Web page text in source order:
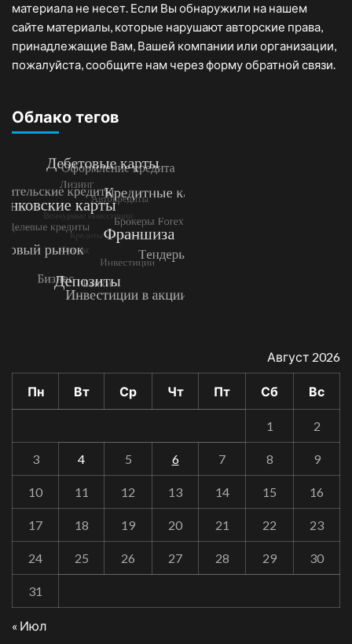
материала не несет. Если Вы обнаружили на нашем
сайте материалы, которые нарушают авторские права,
принадлежащие Вам, Вашей компании или организации,
пожалуйста, сообщите нам через форму обратной связи.
Облако тегов
Август 2026
Пн Вт Ср Чт Пт Сб Вс
1 2
3 4 5 6 7 8 9
10 11 12 13 14 15 16
17 18 19 20 21 22 23
24 25 26 27 28 29 30
31
« Июл